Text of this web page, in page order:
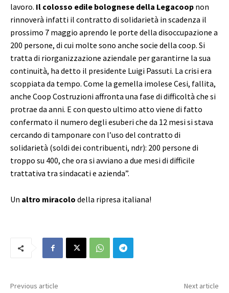
lavoro. Il colosso edile bolognese della Legacoop non
rinnoverà infatti il contratto di solidarietà in scadenza il
prossimo 7 maggio aprendo le porte della disoccupazione a
200 persone, di cui molte sono anche socie della coop. Si
tratta di riorganizzazione aziendale per garantirne la sua
continuità, ha detto il presidente Luigi Passuti. La crisi era
scoppiata da tempo. Come la gemella imolese Cesi, fallita,
anche Coop Costruzioni affronta una fase di difficoltà che si
protrae da anni. E con questo ultimo atto viene di fatto
confermato il numero degli esuberi che da 12 mesi si stava
cercando di tamponare con l’uso del contratto di
solidarietà (soldi dei contribuenti, ndr): 200 persone di
troppo su 400, che ora si avviano a due mesi di difficile
trattativa tra sindacati e azienda”.
Un altro miracolo della ripresa italiana!
Previous article Next article